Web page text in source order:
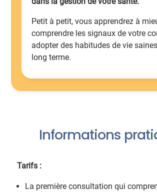
Petit à petit, vous apprendrez à
comprendre les signaux de votre
adopter des habitudes de vie
long terme.
Informations
Tarifs :
La première consultation qui